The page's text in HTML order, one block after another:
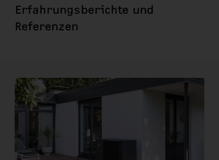
Erfahrungsberichte und
Referenzen